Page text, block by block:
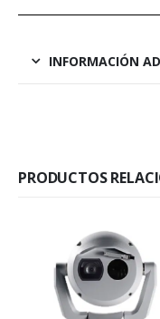
INFORMACIÓN
PRODUCTOS